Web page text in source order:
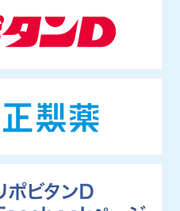
』（出版芸術社）をはじめ、共著
発信し、朝日新 聞論壇委員（202